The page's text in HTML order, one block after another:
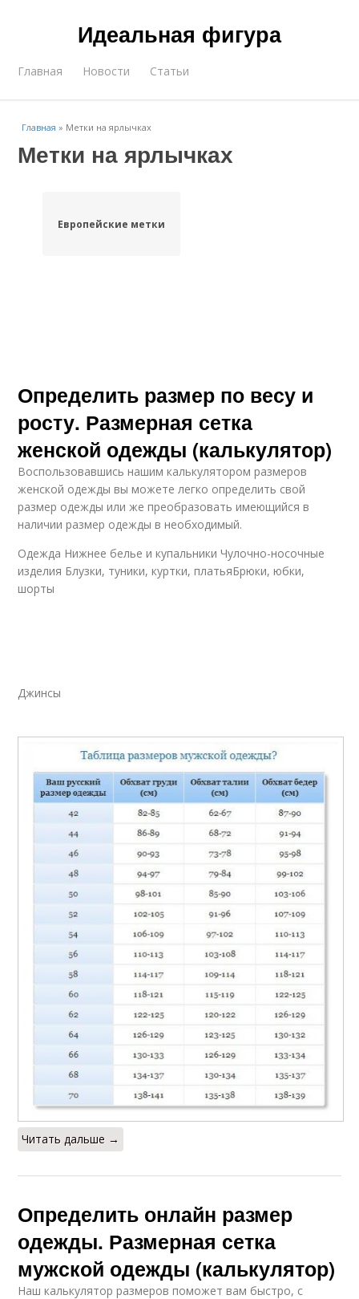
Идеальная фигура
Главная Новости Статьи
Главная » Метки на ярлычках
Метки на ярлычках
Европейские метки
Определить размер по весу и
росту. Размерная сетка
женской одежды (калькулятор)
Воспользовавшись нашим калькулятором размеров
женской одежды вы можете легко определить свой
размер одежды или же преобразовать имеющийся в
наличии размер одежды в необходимый.
Одежда Нижнее белье и купальники Чулочно-носочные
изделия Блузки, туники, куртки, платьяБрюки, юбки,
шорты
Джинсы
Читать дальше →
Определить онлайн размер
одежды. Размерная сетка
мужской одежды (калькулятор)
Наш калькулятор размеров поможет вам быстро, с